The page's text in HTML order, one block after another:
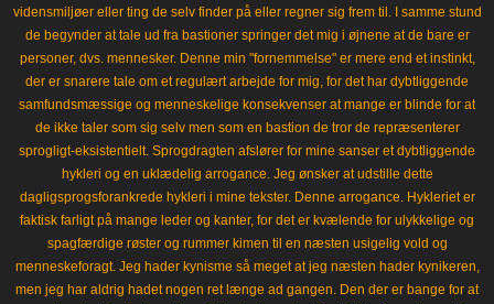
vidensmiljøer eller ting de selv finder på eller regner sig frem til. I samme stund
de begynder at tale ud fra bastioner springer det mig i øjnene at de bare er
personer, dvs. mennesker. Denne min "fornemmelse" er mere end et instinkt,
der er snarere tale om et regulært arbejde for mig, for det har dybtliggende
samfundsmæssige og menneskelige konsekvenser at mange er blinde for at
de ikke taler som sig selv men som en bastion de tror de repræsenterer
sprogligt-eksistentielt. Sprogdragten afslører for mine sanser et dybtliggende
hykleri og en uklædelig arrogance. Jeg ønsker at udstille dette
dagligsprogsforankrede hykleri i mine tekster. Denne arrogance. Hykleriet er
faktisk farligt på mange leder og kanter, for det er kvælende for ulykkelige og
spagfærdige røster og rummer kimen til en næsten usigelig vold og
menneskeforagt. Jeg hader kynisme så meget at jeg næsten hader kynikeren,
men jeg har aldrig hadet nogen ret længe ad gangen. Den der er bange for at